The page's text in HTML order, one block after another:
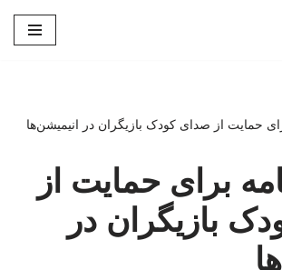
حمایت از صدای کودک بازیگران در انیمیشن‌ها
برای حمایت از
بازیگران در